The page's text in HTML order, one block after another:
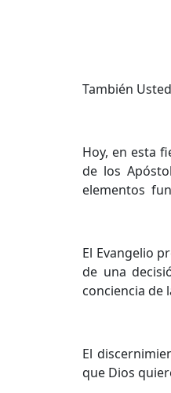
También
Hoy, en esta
de los
elementos
El Evangelio
de una
conciencia de
El
que Dios